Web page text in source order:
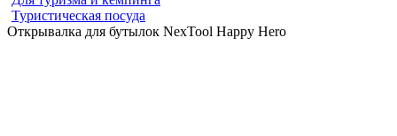
Туристическая посуда
Открывалка для бутылок NexTool Happy Hero